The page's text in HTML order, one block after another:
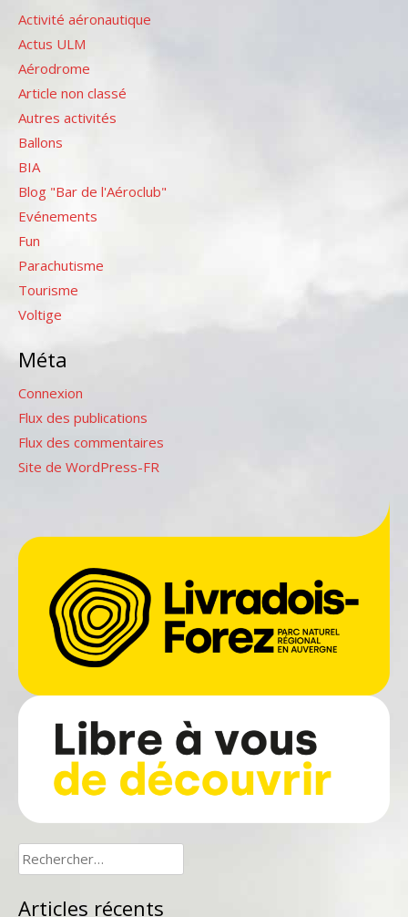
Activité aéronautique
Actus ULM
Aérodrome
Article non classé
Autres activités
Ballons
BIA
Blog "Bar de l'Aéroclub"
Evénements
Fun
Parachutisme
Tourisme
Voltige
Méta
Connexion
Flux des publications
Flux des commentaires
Site de WordPress-FR
Rechercher :
Articles récents